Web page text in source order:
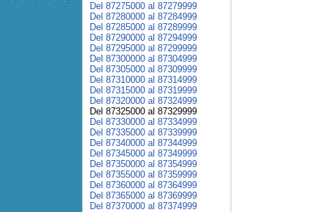
Del 87275000 al 87279999
Del 87280000 al 87284999
Del 87285000 al 87289999
Del 87290000 al 87294999
Del 87295000 al 87299999
Del 87300000 al 87304999
Del 87305000 al 87309999
Del 87310000 al 87314999
Del 87315000 al 87319999
Del 87320000 al 87324999
Del 87325000 al 87329999
Del 87330000 al 87334999
Del 87335000 al 87339999
Del 87340000 al 87344999
Del 87345000 al 87349999
Del 87350000 al 87354999
Del 87355000 al 87359999
Del 87360000 al 87364999
Del 87365000 al 87369999
Del 87370000 al 87374999